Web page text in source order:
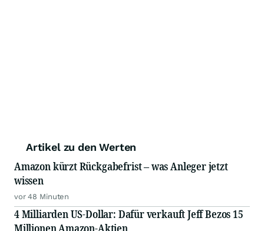
Artikel zu den Werten
Amazon kürzt Rückgabefrist – was Anleger jetzt
wissen
vor 48 Minuten
4 Milliarden US-Dollar: Dafür verkauft Jeff Bezos 15